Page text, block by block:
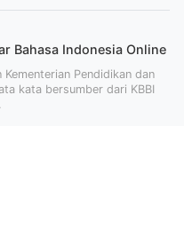
Bahasa Indonesia Online
Pendidikan dan
kata bersumber dari KBBI